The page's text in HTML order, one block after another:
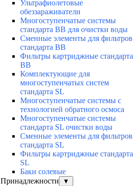
Ультрафиолетовые
обеззараживатели
Многоступенчатые системы
стандарта BB для очистки воды
Сменные элементы для фильтров
стандарта BB
Фильтры картриджные стандарта
BB
Комплектующие для
многоступенчатых систем
стандарта SL
Многоступенчатые системы с
технологией обратного осмоса
Многоступенчатые системы
стандарта SL очистки воды
Cменные элементы для фильтров
стандарта SL
Фильтры картриджные стандарта
SL
Баки солевые
Принадлежности
▼